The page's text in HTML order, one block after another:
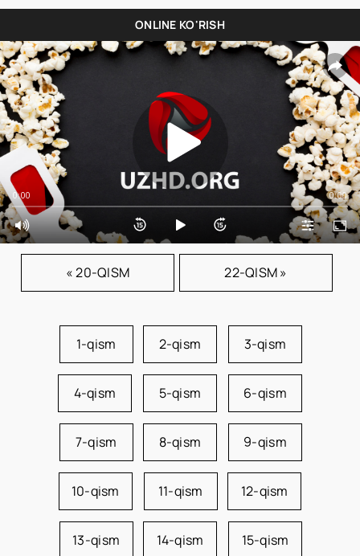
ONLINE KO'RISH
0:00 0:00
« 20-QISM 22-QISM »
1-qism 2-qism 3-qism
4-qism 5-qism 6-qism
7-qism 8-qism 9-qism
10-qism 11-qism 12-qism
13-qism 14-qism 15-qism